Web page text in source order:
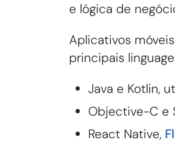
e lógica de
Aplicativos
principais
Java e Kotlin,
Objective-C e
React Native,